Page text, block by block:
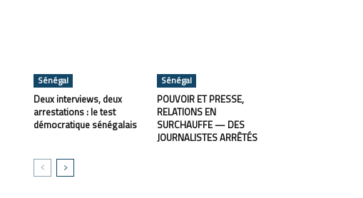
Sénégal
Deux interviews, deux
arrestations : le test
démocratique sénégalais
Sénégal
POUVOIR ET PRESSE,
RELATIONS EN
SURCHAUFFE — DES
JOURNALISTES ARRÊTÉS